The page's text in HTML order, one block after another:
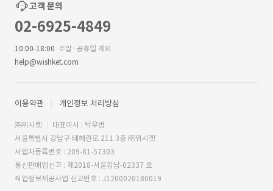
고객 문의
02-6925-4849
10:00-18:00 주말·공휴일 제외
help@wishket.com
이용약관 개인정보 처리방침
㈜위시켓
대표이사 : 박우범
서울특별시 강남구 테헤란로 211 3층 ㈜위시켓
사업자등록번호 : 209-81-57303
통신판매업신고 : 제2018-서울강남-02337 호
직업정보제공사업 신고번호 : J1200020180019